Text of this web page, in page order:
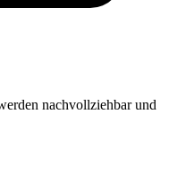
nachvollziehbar und